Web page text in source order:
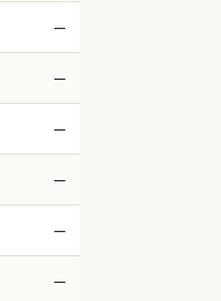
—
—
—
—
—
—